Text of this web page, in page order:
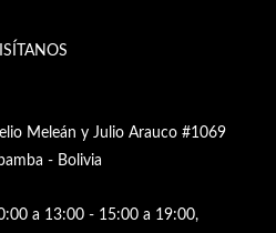
Meleán y Julio Arauco #1069
- Bolivia
a 13:00 - 15:00 a 19:00,